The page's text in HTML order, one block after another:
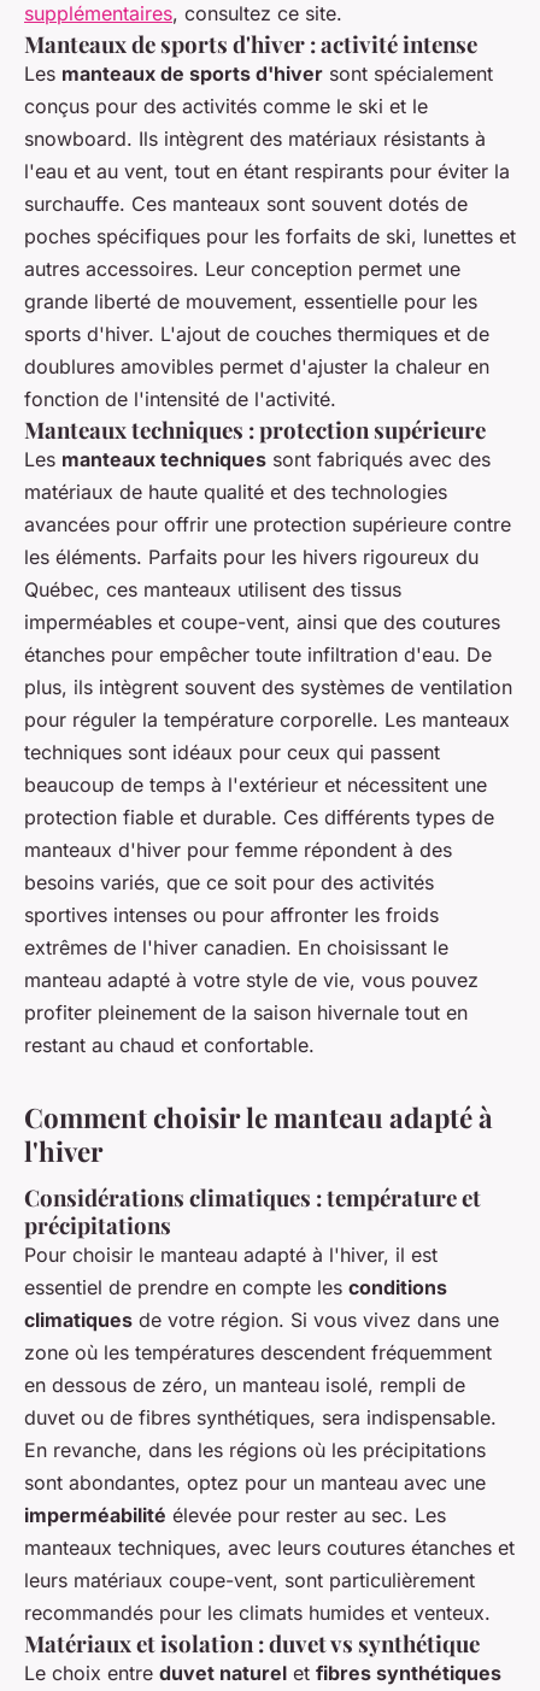
supplémentaires, consultez ce site.
Manteaux de sports d'hiver : activité intense
Les manteaux de sports d'hiver sont spécialement
conçus pour des activités comme le ski et le
snowboard. Ils intègrent des matériaux résistants à
l'eau et au vent, tout en étant respirants pour éviter la
surchauffe. Ces manteaux sont souvent dotés de
poches spécifiques pour les forfaits de ski, lunettes et
autres accessoires. Leur conception permet une
grande liberté de mouvement, essentielle pour les
sports d'hiver. L'ajout de couches thermiques et de
doublures amovibles permet d'ajuster la chaleur en
fonction de l'intensité de l'activité.
Manteaux techniques : protection supérieure
Les manteaux techniques sont fabriqués avec des
matériaux de haute qualité et des technologies
avancées pour offrir une protection supérieure contre
les éléments. Parfaits pour les hivers rigoureux du
Québec, ces manteaux utilisent des tissus
imperméables et coupe-vent, ainsi que des coutures
étanches pour empêcher toute infiltration d'eau. De
plus, ils intègrent souvent des systèmes de ventilation
pour réguler la température corporelle. Les manteaux
techniques sont idéaux pour ceux qui passent
beaucoup de temps à l'extérieur et nécessitent une
protection fiable et durable. Ces différents types de
manteaux d'hiver pour femme répondent à des
besoins variés, que ce soit pour des activités
sportives intenses ou pour affronter les froids
extrêmes de l'hiver canadien. En choisissant le
manteau adapté à votre style de vie, vous pouvez
profiter pleinement de la saison hivernale tout en
restant au chaud et confortable.
Comment choisir le manteau adapté à
l'hiver
Considérations climatiques : température et
précipitations
Pour choisir le manteau adapté à l'hiver, il est
essentiel de prendre en compte les conditions
climatiques de votre région. Si vous vivez dans une
zone où les températures descendent fréquemment
en dessous de zéro, un manteau isolé, rempli de
duvet ou de fibres synthétiques, sera indispensable.
En revanche, dans les régions où les précipitations
sont abondantes, optez pour un manteau avec une
imperméabilité élevée pour rester au sec. Les
manteaux techniques, avec leurs coutures étanches et
leurs matériaux coupe-vent, sont particulièrement
recommandés pour les climats humides et venteux.
Matériaux et isolation : duvet vs synthétique
Le choix entre duvet naturel et fibres synthétiques